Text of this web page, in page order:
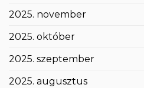
2025. november
2025. október
2025. szeptember
2025. augusztus